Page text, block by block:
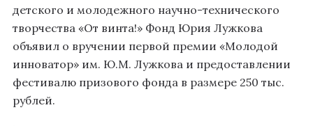
детского и молодежного научно-технического
творчества «От винта!» Фонд Юрия Лужкова
объявил о вручении первой премии «Молодой
инноватор» им. Ю.М. Лужкова и предоставлении
фестивалю призового фонда в размере 250 тыс.
рублей.